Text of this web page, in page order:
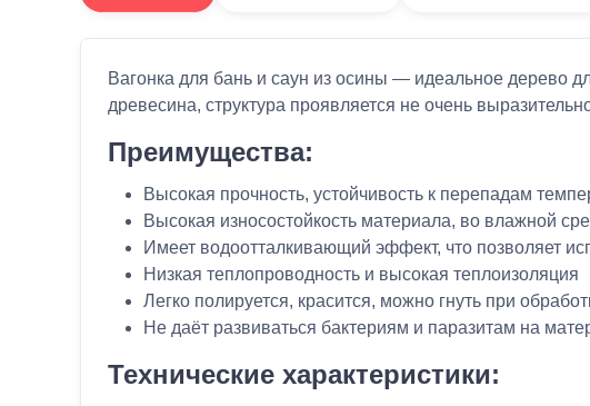
Вагонка для бань и саун из осины — идеальное дерево
древесина, структура проявляется не очень
Преимущества:
Высокая прочность, устойчивость к перепадам
Высокая износостойкость материала, во влажной
Имеет водоотталкивающий эффект, что позволяет
Низкая теплопроводность и высокая теплоизоляция
Легко полируется, красится, можно гнуть при
Не даёт развиваться бактериям и паразитам на
Технические характеристики: